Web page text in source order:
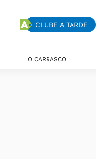
CLUBE A TARDE
O CARRASCO